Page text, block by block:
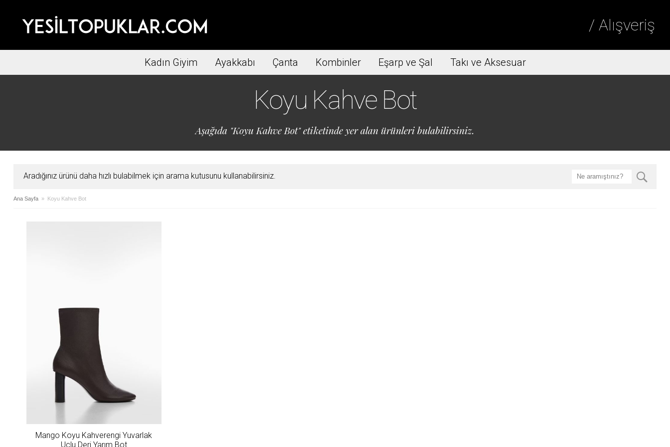
/ Alışveriş
Kadın Giyim Ayakkabı Çanta Kombinler Eşarp ve Şal Takı ve Aksesuar
Koyu Kahve Bot
Aşağıda "Koyu Kahve Bot" etiketinde yer alan ürünleri bulabilirsiniz.
Aradığınız ürünü daha hızlı bulabilmek için arama kutusunu kullanabilirsiniz.
Ana Sayfa» Koyu Kahve Bot
Mango Koyu Kahverengi Yuvarlak
Uçlu Deri Yarım Bot